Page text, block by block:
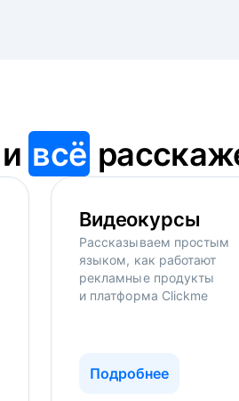
всё
Видеокурсы
Рассказываем простым
языком, как работают
рекламные продукты
и платформа Clickme
Подробнее